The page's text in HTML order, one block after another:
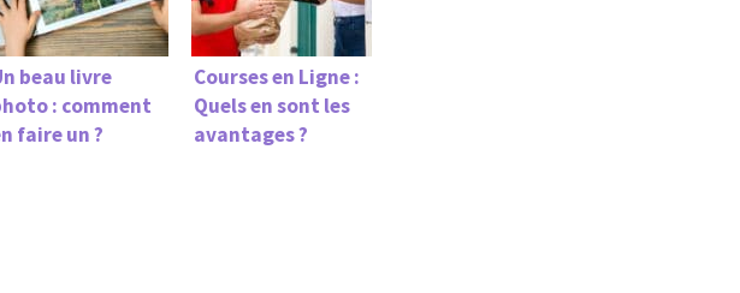
beau livre
: comment
faire un ?
Courses en Ligne :
Quels en sont les
avantages ?